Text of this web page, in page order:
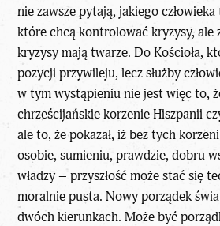
nie zawsze pytają, jakiego
które chcą kontrolować kryzysy, ale
kryzysy mają twarze. Do Kościoła,
pozycji przywileju, lecz służby
w tym wystąpieniu nie jest więc to,
chrześcijańskie korzenie Hiszpanii
ale to, że pokazał, iż bez tych
osobie, sumieniu, prawdzie, dobru
władzy – przyszłość może stać się
moralnie pusta. Nowy porządek
dwóch kierunkach. Może być